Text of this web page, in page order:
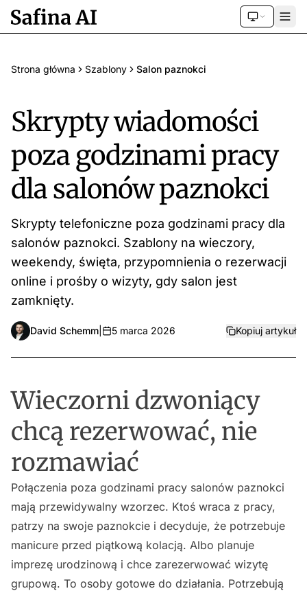
Strona główna Szablony Salon paznokci
Skrypty wiadomości
poza godzinami pracy
dla salonów paznokci
Skrypty telefoniczne poza godzinami pracy dla
salonów paznokci. Szablony na wieczory,
weekendy, święta, przypomnienia o rezerwacji
online i prośby o wizyty, gdy salon jest
zamknięty.
David Schemm 5 marca 2026 Kopiuj artykuł
Wieczorni dzwoniący
chcą rezerwować, nie
rozmawiać
Połączenia poza godzinami pracy salonów paznokci
mają przewidywalny wzorzec. Ktoś wraca z pracy,
patrzy na swoje paznokcie i decyduje, że potrzebuje
manicure przed piątkową kolacją. Albo planuje
imprezę urodzinową i chce zarezerwować wizytę
grupową. To osoby gotowe do działania. Potrzebują